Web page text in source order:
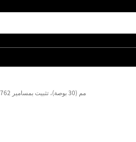
762 مم (30 بوصة)، تثبيت بمسامير